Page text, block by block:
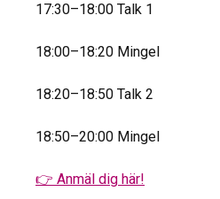
17:30–18:00 Talk 1
18:00–18:20 Mingel
18:20–18:50 Talk 2
18:50–20:00 Mingel
👉 Anmäl dig här!